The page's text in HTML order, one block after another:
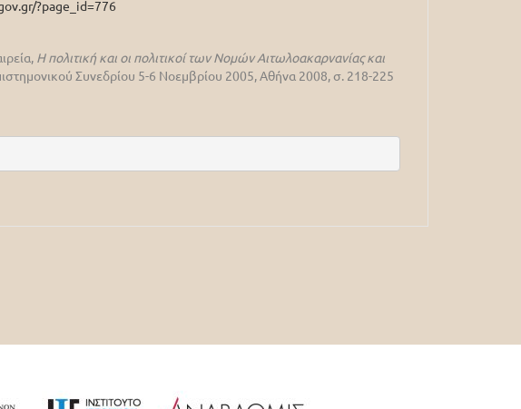
?page_id=776
Η πολιτική και οι πολιτικοί των Νομών Αιτωλοακαρνανίας και
Συνεδρίου 5-6 Νοεμβρίου 2005, Αθήνα 2008, σ. 218-225